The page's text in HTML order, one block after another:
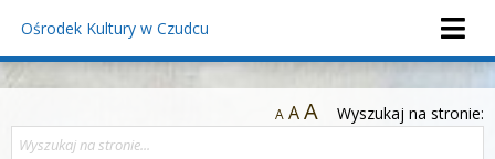
Ośrodek Kultury w Czudcu
A AA Wyszukaj na stronie: